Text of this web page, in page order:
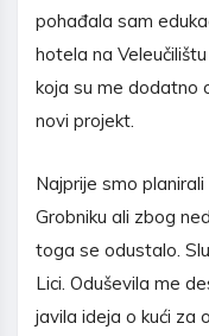
pohađala sam
hotela na
koja su me dodatno
novi projekt.
Najprije smo
Grobniku ali zbog
toga se odustalo.
Lici. Oduševila me
javila ideja o kući za